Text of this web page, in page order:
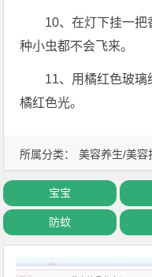
所属分类： 美容养生/美容
10、在灯下挂一
种小虫都不会飞来。
11、用橘红色玻璃
橘红色光。
宝宝
防蚊